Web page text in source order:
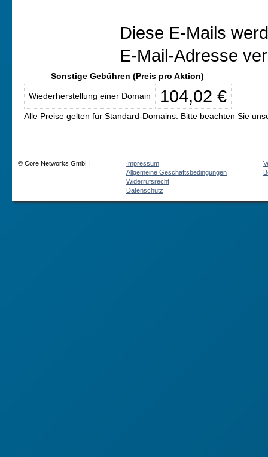
Diese E-Mails
E-Mail-Adresse
Sonstige Gebühren (Preis pro Aktion)
Wiederherstellung einer Domain 104,02 €
Alle Preise gelten für Standard-Domains. Bitte beachten Sie
© Core Networks GmbH
Impressum
Allgemeine Geschäftsbedingungen
Widerrufsrecht
Datenschutz